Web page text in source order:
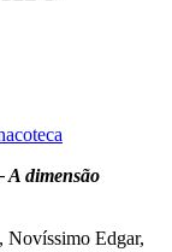
A dimensão
Novíssimo Edgar,